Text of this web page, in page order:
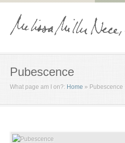
Pubescence
What page am I on?: Home » Pubescence